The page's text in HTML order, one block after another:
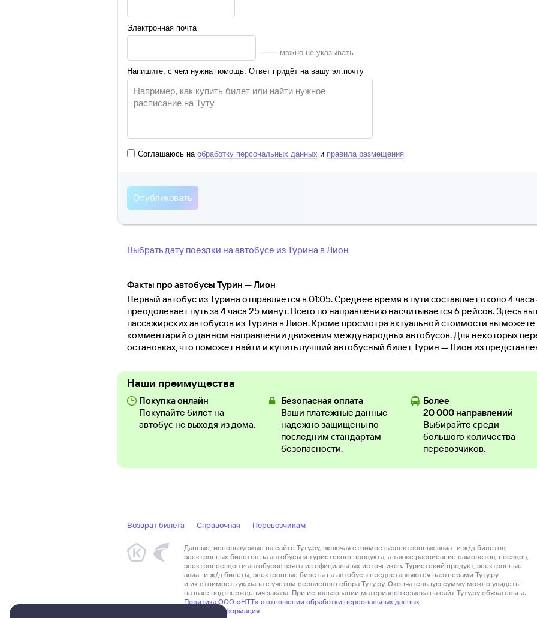
Электронная почта
можно не указывать
Напишите, с чем нужна помощь. Ответ придёт на вашу эл.почту
Соглашаюсь на обработку персональных данных и правила размещения
Выбрать дату поездки на автобусе изТурина вЛион
Факты про автобусы Турин — Лион
Первый автобус из Турина отправляется в 01:05. Среднее время в пути составляет около 4
преодолевает путь за 4 часа 25 минут. Всего по направлению насчитывается 6 рейсов. Здесь
пассажирских автобусов из Турина в Лион. Кроме просмотра актуальной стоимости вы можете
комментарий о данном направлении движения международных автобусов. Для некоторых
остановках, что поможет найти и купить лучший автобусный билет Турин — Лион из
Наши преимущества
Покупка онлайн
Покупайте билет на
автобус не выходя из дома.
Безопасная оплата
Ваши платежные данные
надежно защищены по
последним стандартам
безопасности.
Более
20 000 направлений
Выбирайте среди
большого количества
перевозчиков.
Возврат билета Справочная Перевозчикам
Данные, используемые на сайте Туту.ру, включая стоимость электронных авиа- и ж/д билетов,
электронных билетов на автобусы и туристского продукта, а также расписание самолетов, поездов,
электропоездов и автобусов взяты из официальных источников. Туристский продукт, электронные
авиа- и ж/д билеты, электронные билеты на автобусы предоставляются партнерами Туту.ру
и их стоимость указана с учетом сервисного сбора Туту.ру. Окончательную сумму можно увидеть
на шаге подтверждения заказа. При использовании материалов ссылка на сайт Туту.ру обязательна.
Политика ООО «НТТ» в отношении обработки персональных данных
Правовая информация